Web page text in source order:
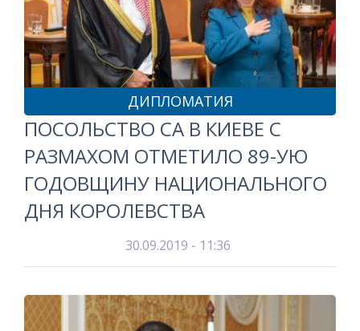
ДИПЛОМАТИЯ
ПОСОЛЬСТВО СА В КИЕВЕ С
РАЗМАХОМ ОТМЕТИЛО 89-УЮ
ГОДОВЩИНУ НАЦИОНАЛЬНОГО
ДНЯ КОРОЛЕВСТВА
30.09.2019 - 11:36